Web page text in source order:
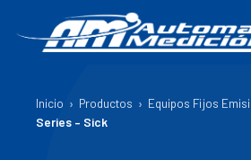
Inicio › Productos › Equipos Fijos
Series – Sick